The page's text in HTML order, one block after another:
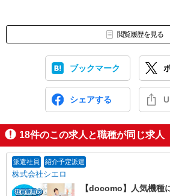
閲覧履歴を見る
ブックマーク
シェアする
18件のこの求人と職種が同じ求人
派遣社員 紹介予定派遣
株式会社シエロ
【docomo】人気機種